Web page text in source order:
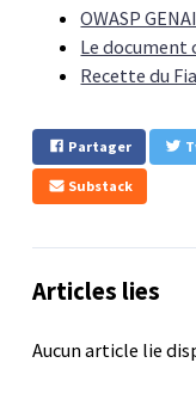
OWASP GENAI
Le document
Recette du
Partager
Substack
Articles lies
Aucun article lie